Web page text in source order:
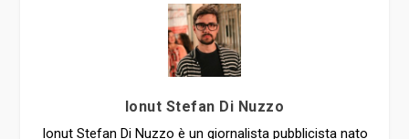
Ionut Stefan Di Nuzzo
Ionut Stefan Di Nuzzo è un giornalista pubblicista nato